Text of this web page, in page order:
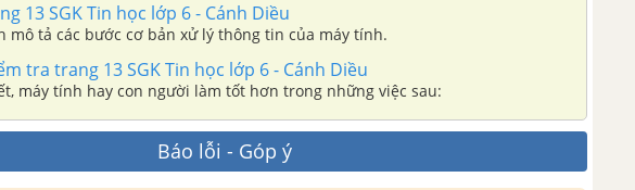
13 SGK Tin học lớp 6 - Cánh Diều
mô tả các bước cơ bản xử lý thông tin của máy tính.
tra trang 13 SGK Tin học lớp 6 - Cánh Diều
máy tính hay con người làm tốt hơn trong những việc sau:
Báo lỗi - Góp ý